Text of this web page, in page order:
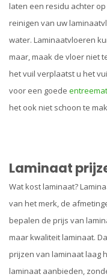
laten een residu achter
reinigen van uw
water. Laminaatvloeren
maar, maak de vloer niet
het vuil verplaatst u het
voor een goede entreemat
het ook niet schoon te
Laminaat
Wat kost laminaat?
van het merk, de
bepalen de prijs van
maar kwaliteit laminaat.
prijzen van laminaat laag
laminaat aanbieden,